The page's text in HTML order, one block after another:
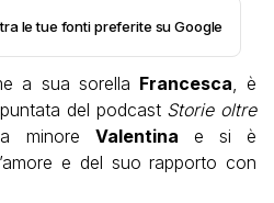
le tue fonti preferite su Google
a sua sorella Francesca, è
del podcast Storie oltre
minore Valentina e si è
e del suo rapporto con